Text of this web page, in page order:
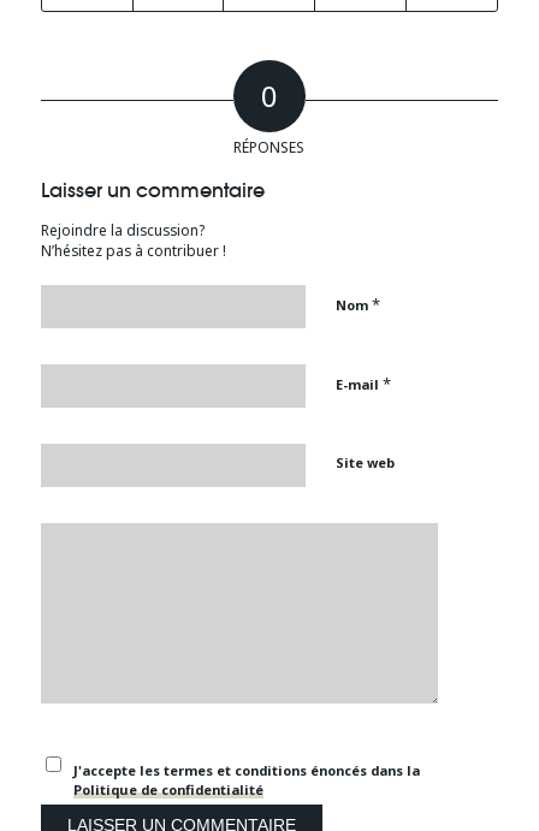
0
RÉPONSES
Laisser un commentaire
Rejoindre la discussion?
N’hésitez pas à contribuer !
Nom *
E-mail *
Site web
J'accepte les termes et conditions énoncés dans la
Politique de confidentialité